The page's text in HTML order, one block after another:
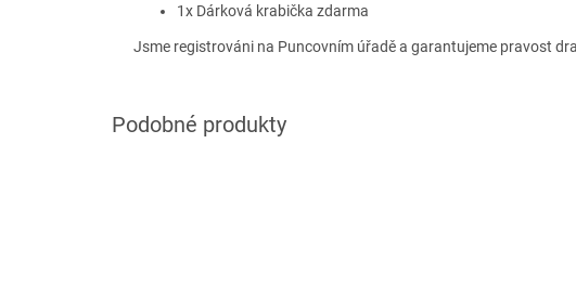
1x Dárková krabička zdarma
Jsme registrováni na Puncovním úřadě a garantujeme pravost